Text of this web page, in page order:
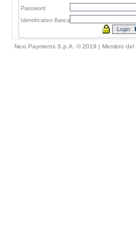
Password
Identificativo Banca
Nexi Payments S.p.A. © 2019 | Membro